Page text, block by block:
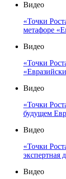
Видео
«Точки
метафоре
Видео
«Точки
Видео
«Точки
будущем
Видео
«Точки
экспертная
Видео